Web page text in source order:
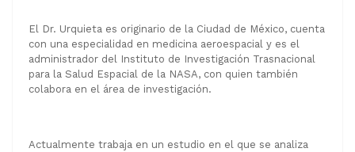
El Dr. Urquieta es originario de la Ciudad de México, cuenta
con una especialidad en medicina aeroespacial y es el
administrador del Instituto de Investigación Trasnacional
para la Salud Espacial de la NASA, con quien también
colabora en el área de investigación.
Actualmente trabaja en un estudio en el que se analiza